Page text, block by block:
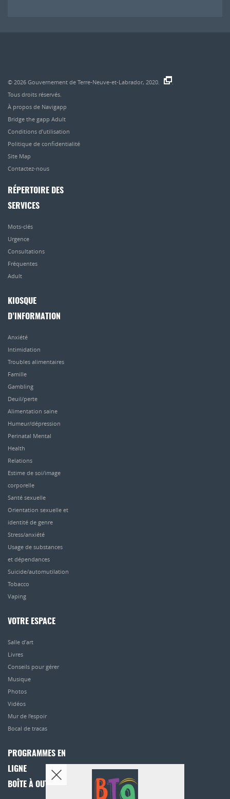
© 2026 Gouvernement de Terre-Neuve-et-Labrador, 2020.
Tous droits réservés.
À propos de Navigapp
Bridge the gapp Adult
Conditions d’utilisation
Politique de confidentialité
Site Map
Contactez-nous
RÉPERTOIRE DES
SERVICES
Mots-clés
Urgence
Consultations
Fréquentes
Adult
KIOSQUE
D’INFORMATION
Anxiété
Intimidation
Troubles alimentaires
Famille
Gambling
Deuil/perte
Alimentation saine
Humeur/dépression
Perinatal Mental
Health
Relations
Estime de soi/image
corporelle
Santé sexuelle
Orientation sexuelle et
identité de genre
Stress/anxiété
Usage de substances
et dépendances
Suicide/automutilation
Tobacco
Vaping
VOTRE ESPACE
Salle d’art
Livres
Conseils pour gérer
Musique
Photos
Vidéos
Mur de l’espoir
Bocal de tracas
PROGRAMMES EN
LIGNE
BOÎTE À OUTILS